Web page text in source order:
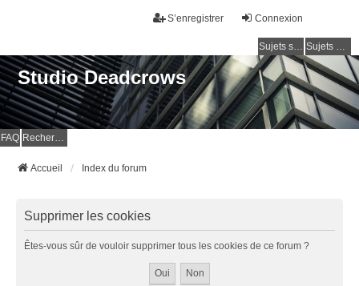
Connexion
S’enregistrer
Sujets sans réponse Sujets actifs
Studio Deadcrows
FAQ Rechercher
Accueil Index du forum
Supprimer les cookies
Êtes-vous sûr de vouloir supprimer tous les cookies de ce forum ?